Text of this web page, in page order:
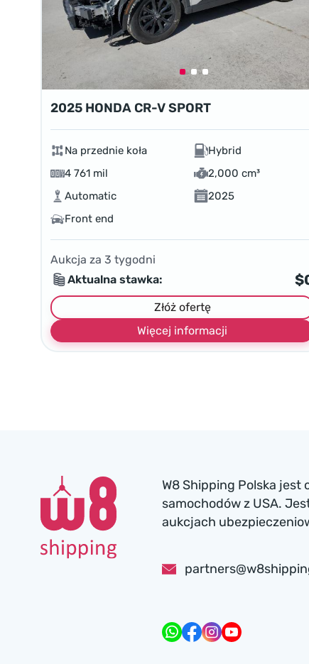
2025 HONDA CR-V SPORT
Na przednie koła
Hybrid
4 761 mil
2,000 cm³
Automatic
2025
Front end
Aukcja za 3 tygodni
Aktualna stawka:
Złóż ofertę
Więcej informacji
W8 Shipping Polska
samochodów z USA.
aukcjach